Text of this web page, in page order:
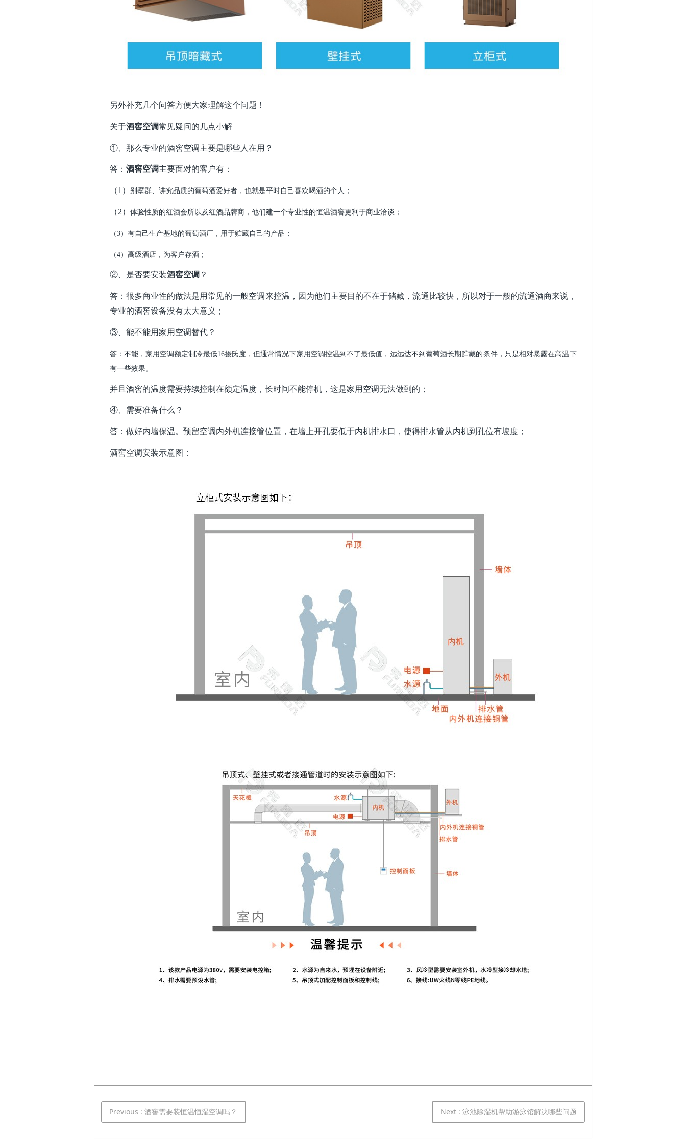
另外补充几个问答方便大家理解这个问题！
关于酒窖空调常见疑问的几点小解
①、那么专业的酒窖空调主要是哪些人在用？
答： 酒窖空调主要面对的客户有：
（1） 别墅群、讲究品质的葡萄酒爱好者，也就是平时自己喜欢喝酒的个人；
（2） 体验性质的红酒会所以及红酒品牌商，他们建一个专业性的恒温酒窖更利于商业洽谈；
（3）有自己生产基地的葡萄酒厂，用于贮藏自己的产品；
（4）高级酒店，为客户存酒；
②、是否要安装酒窖空调 ？
答：很多商业性的做法是用常见的一般空调来控温，因为他们主要目的不在于储藏，流通比较快，所以对于一般的流通酒商来说，
专业的酒窖设备没有太大意义；
③、能不能用家用空调替代？
答：不能，家用空调额定制冷最低16摄氏度，但通常情况下家用空调控温到不了最低值，远远达不到葡萄酒长期贮藏的条件，只是相对暴露在高温下
有一些效果。
并且酒窖的温度需要持续控制在额定温度，长时间不能停机，这是家用空调无法做到的；
④、需要准备什么？
答：做好内墙保温。预留空调内外机连接管位置，在墙上开孔要低于内机排水口，使得排水管从内机到孔位有坡度；
酒窖空调安装示意图：
Previous : 酒窖需要装恒温恒湿空调吗？ Next : 泳池除湿机帮助游泳馆解决哪些问题